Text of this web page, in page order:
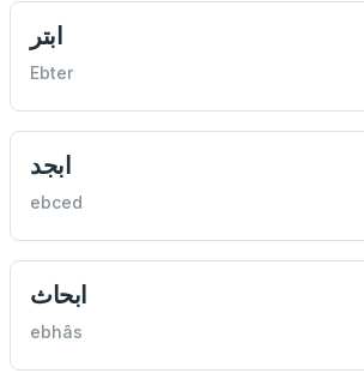
ابتر
Ebter
ابجد
ebced
ابحاث
ebhâs